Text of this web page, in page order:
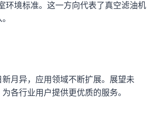
环境标准。这一方向代表了真空滤油机
月异，应用领域不断扩展。展望未
各行业用户提供更优质的服务。